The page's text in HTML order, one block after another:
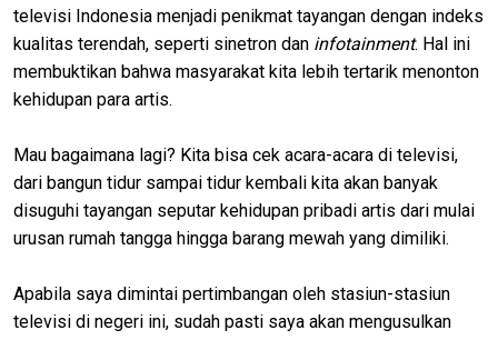
televisi Indonesia menjadi penikmat tayangan dengan indeks
kualitas terendah, seperti sinetron dan infotainment. Hal ini
membuktikan bahwa masyarakat kita lebih tertarik menonton
kehidupan para artis.
Mau bagaimana lagi? Kita bisa cek acara-acara di televisi,
dari bangun tidur sampai tidur kembali kita akan banyak
disuguhi tayangan seputar kehidupan pribadi artis dari mulai
urusan rumah tangga hingga barang mewah yang dimiliki.
Apabila saya dimintai pertimbangan oleh stasiun-stasiun
televisi di negeri ini, sudah pasti saya akan mengusulkan